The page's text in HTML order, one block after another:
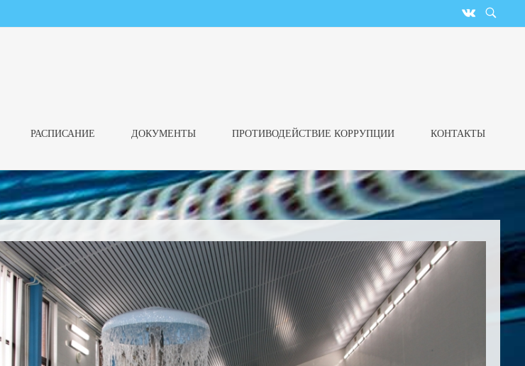
РАСПИСАНИЕ ДОКУМЕНТЫ ПРОТИВОДЕЙСТВИЕ КОРРУПЦИИ КОНТАКТЫ